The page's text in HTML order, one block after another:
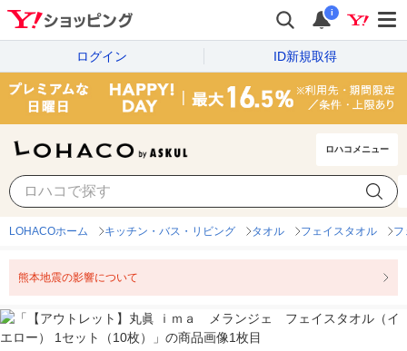
i
ログイン ID新規取得
ロハコメニュー
LOHACOホーム キッチン・バス・リビング タオル フェイスタオル フ
熊本地震の影響について